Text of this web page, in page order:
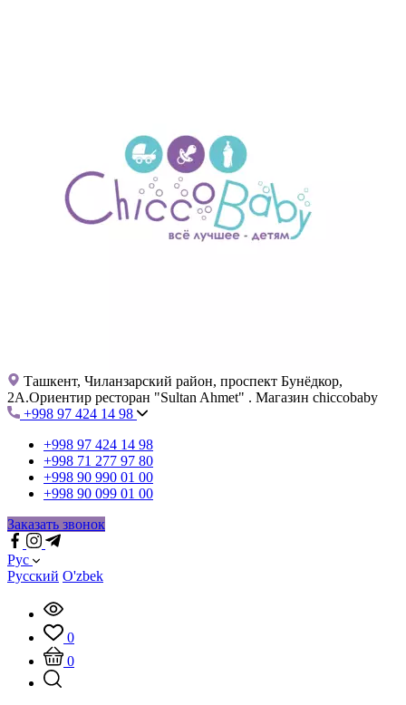
Ташкент, Чиланзарский район, проспект Бунёдкор,
2А.Ориентир ресторан "Sultan Ahmet" . Магазин chiccobaby
+998 97 424 14 98
+998 97 424 14 98
+998 71 277 97 80
+998 90 990 01 00
+998 90 099 01 00
Заказать звонок
Рус
Русский O'zbek
0
0